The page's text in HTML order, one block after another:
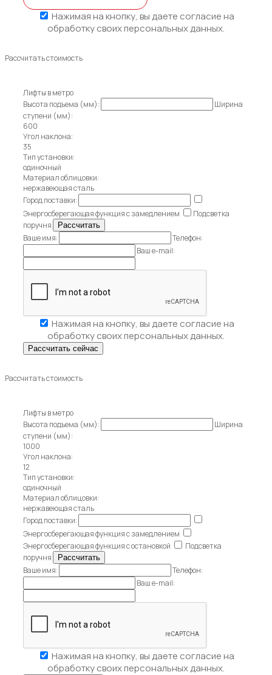
Нажимая на кнопку, вы даете согласие на
обработку своих персональных данных.
Рассчитать стоимость
Лифты в метро
Высота подъема (мм):
Ширина
ступени (мм):
600
Угол наклона:
35
Тип установки:
одиночный
Материал облицовки:
нержавеющая сталь
Город поставки:
Энергосберегающая функция с замедлением
Подсветка
поручня
Ваше имя:
Телефон:
Ваш e-mail:
Нажимая на кнопку, вы даете согласие на
обработку своих персональных данных.
Рассчитать стоимость
Лифты в метро
Высота подъема (мм):
Ширина
ступени (мм):
1000
Угол наклона:
12
Тип установки:
одиночный
Материал облицовки:
нержавеющая сталь
Город поставки:
Энергосберегающая функция с замедлением
Энергосберегающая функция с остановкой
Подсветка
поручня
Ваше имя:
Телефон:
Ваш e-mail:
Нажимая на кнопку, вы даете согласие на
обработку своих персональных данных.